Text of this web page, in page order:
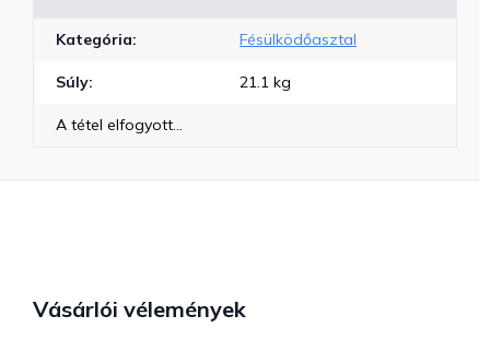
Kategória: Fésülködőasztal
Súly: 21.1 kg
A tétel elfogyott…
Vásárlói vélemények